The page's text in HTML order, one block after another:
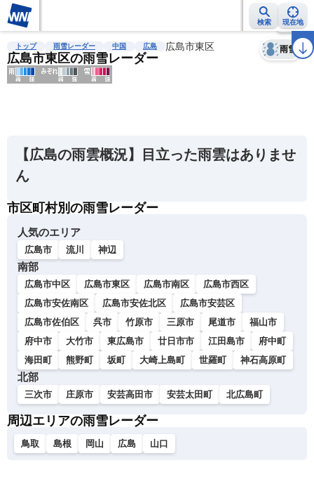
検索 現在地
雨雲レーダー 台風情報 地震情報 警報・注意報 2週間天気 ラ
トップ 雨雪レーダー 中国 広島 広島市東区
広島市東区の雨雪レーダー
雨雪
天気 台風
【広島の雨雲概況】目立った雨雲はありませ
ん
市区町村別の雨雪レーダー
人気のエリア
広島市 流川 神辺
南部
広島市中区 広島市東区 広島市南区
広島市西区
広島市安佐南区
広島市安佐北区
広島市安芸区
広島市佐伯区
呉市 竹原市 三原市 尾道市
福山市
府中市
大竹市 東広島市 廿日市市 江田島市
府中町
海田町
熊野町 坂町 大崎上島町 世羅町 神石高原町
北部
三次市 庄原市 安芸高田市 安芸太田町 北広島町
周辺エリアの雨雪レーダー
鳥取 島根 岡山 広島 山口